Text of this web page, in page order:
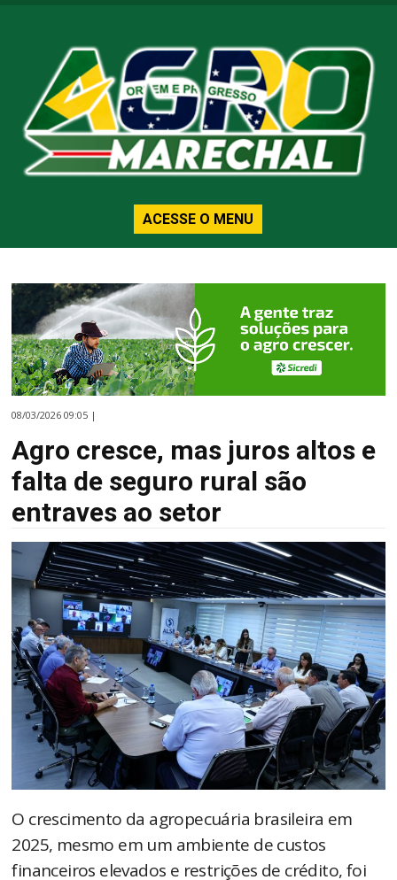
ACESSE O MENU
08/03/2026 09:05 |
Agro cresce, mas juros altos e
falta de seguro rural são
entraves ao setor
O crescimento da agropecuária brasileira em
2025, mesmo em um ambiente de custos
financeiros elevados e restrições de crédito, foi